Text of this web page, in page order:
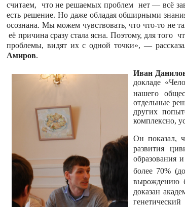
считаем, что не решаемых проблем нет — всё
есть решение. Но даже обладая обширными
осознана. Мы можем чувствовать, что что-то не
её причина сразу стала ясна. Поэтому, для того
проблемы, видят их с одной точки», —
Амиров.
Иван
докладе
нашего
отдельные
других
комплексно,
Он показал,
развития
образования
более 70%
вырождению
доказан